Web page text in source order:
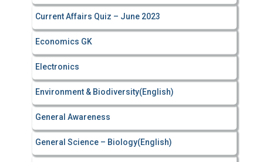
Current Affairs Quiz – June 2023
Economics GK
Electronics
Environment & Biodiversity(English)
General Awareness
General Science – Biology(English)